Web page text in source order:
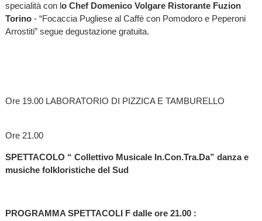
specialità con lo Chef Domenico Volgare Ristorante Fuzion
Torino - “Focaccia Pugliese al Caffè con Pomodoro e Peperoni
Arrostiti” segue degustazione gratuita.
Ore 19.00 LABORATORIO DI PIZZICA E TAMBURELLO
Ore 21.00
SPETTACOLO “ Collettivo Musicale In.Con.Tra.Da” danza e
musiche folkloristiche del Sud
PROGRAMMA SPETTACOLI F dalle ore 21.00 :